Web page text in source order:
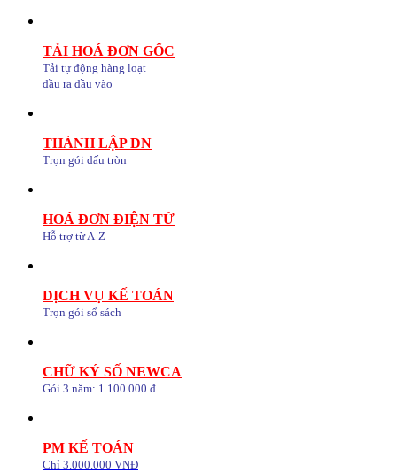
TẢI HOÁ ĐƠN GỐC
Tải tự động hàng loạt
đầu ra đầu vào
THÀNH LẬP DN
Trọn gói dấu tròn
HOÁ ĐƠN ĐIỆN TỬ
Hỗ trợ từ A-Z
DỊCH VỤ KẾ TOÁN
Trọn gói sổ sách
CHỮ KÝ SỐ NEWCA
Gói 3 năm: 1.100.000 đ
PM KẾ TOÁN
Chỉ 3.000.000 VNĐ